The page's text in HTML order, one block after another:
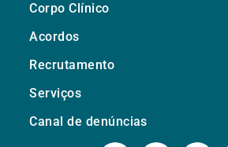
Corpo Clínico
Acordos
Recrutamento
Serviços
Canal de denúncias